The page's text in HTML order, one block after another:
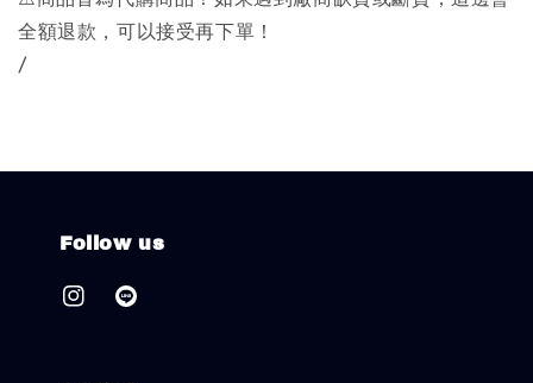
全額退款，可以接受再下單！
/
Follow us